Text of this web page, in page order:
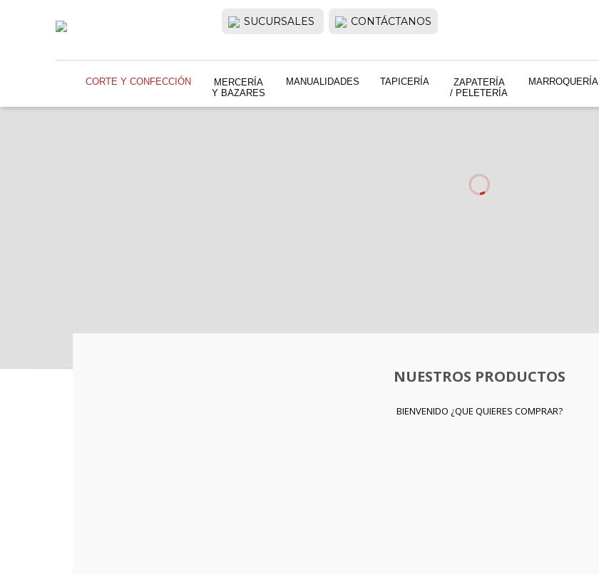
SUCURSALES CONTÁCTANOS
CORTE Y CONFECCIÓN
MERCERÍA
Y BAZARES
MANUALIDADES TAPICERÍA
ZAPATERÍA
/ PELETERÍA
MARROQUERÍA
NUESTROS PRODUCTOS
BIENVENIDO ¿QUE QUIERES COMPRAR?